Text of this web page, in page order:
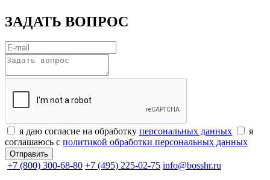
ЗАДАТЬ ВОПРОС
я даю согласие на обработку персональных данных
я
соглашаюсь с политикой обработки персональных данных
+7 (800) 300-68-80 +7 (495) 225-02-75 info@bosshr.ru